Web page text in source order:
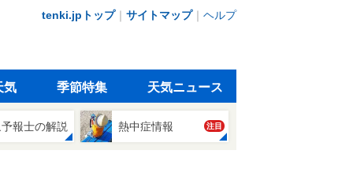
tenki.jpトップ｜ サイトマップ｜ ヘルプ
気 季節特集 天気ニュース
報士の解説 熱中症情報 注目